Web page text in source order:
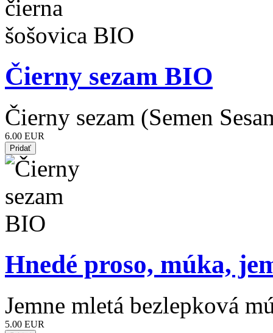
Čierny sezam BIO
Čierny sezam (Semen
6.00 EUR
Hnedé proso, múka,
Jemne mletá bezlepková
5.00 EUR